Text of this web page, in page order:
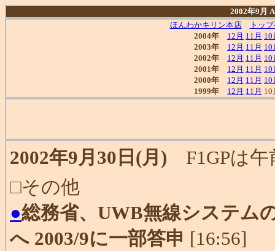
2002年9月
ほんわかキリン本店
トッ
2004年
12月 11月 10
2003年
12月 11月 10
2002年
12月 11月 10
2001年
12月 11月 10
2000年
12月 11月 10
1999年
12月 11月 10
2002年9月30日(月) F1GPは午
□その他
●総務省、UWB無線システム
へ 2003/9に一部答申 [16:56]